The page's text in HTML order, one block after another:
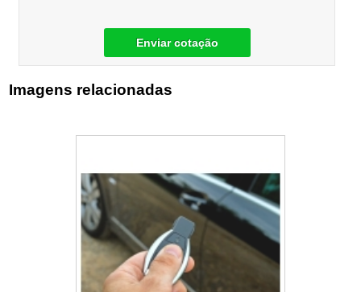
Enviar cotação
Imagens relacionadas